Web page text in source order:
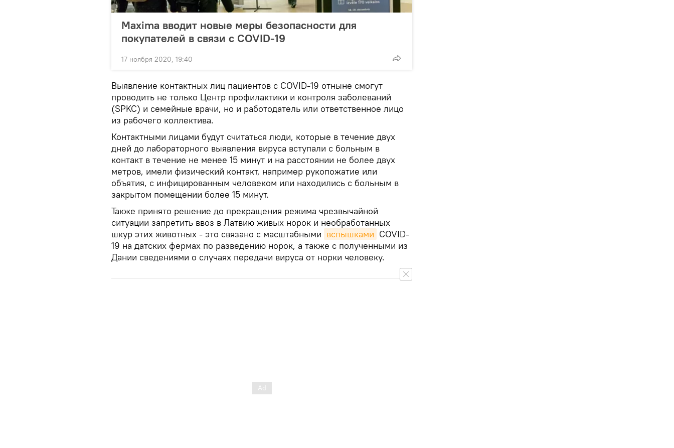
Maxima вводит новые меры безопасности для
покупателей в связи с COVID-19
17 ноября 2020, 19:40
Выявление контактных лиц пациентов с COVID-19 отныне смогут
проводить не только Центр профилактики и контроля заболеваний
(SPKC) и семейные врачи, но и работодатель или ответственное лицо
из рабочего коллектива.
Контактными лицами будут считаться люди, которые в течение двух
дней до лабораторного выявления вируса вступали с больным в
контакт в течение не менее 15 минут и на расстоянии не более двух
метров, имели физический контакт, например рукопожатие или
объятия, с инфицированным человеком или находились с больным в
закрытом помещении более 15 минут.
​Также принято решение до прекращения режима чрезвычайной
ситуации запретить ввоз в Латвию живых норок и необработанных
шкур этих животных - это связано с масштабными вспышками COVID-
19 на датских фермах по разведению норок, а также с полученными из
Дании сведениями о случаях передачи вируса от норки человеку.